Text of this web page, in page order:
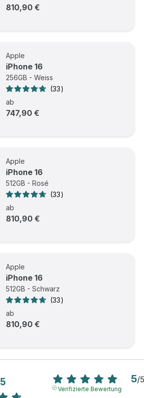
810,90 €
Apple
iPhone 16
256GB - Weiss
33
ab
747,90 €
Apple
iPhone 16
512GB - Rosé
33
ab
810,90 €
Apple
iPhone 16
512GB - Schwarz
33
ab
810,90 €
5 5/5
Verifizierte Bewertung